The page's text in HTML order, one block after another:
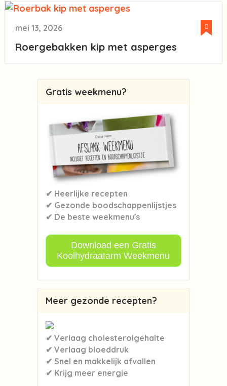
mei 13, 2026
Roergebakken kip met asperges
Gratis weekmenu?
✔ Heerlijke recepten
✔ Gezonde boodschappenlijstjes
✔ De beste weekmenu's
Download een Gratis
Koolhydraatarm Weekmenu
Meer gezonde recepten?
✔ Verlaag cholesterolgehalte
✔ Verlaag bloeddruk
✔ Snel en makkelijk afvallen
✔ Krijg meer energie